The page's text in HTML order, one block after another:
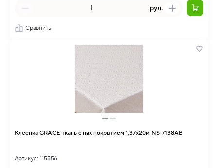
рул.
Сравнить
Клеенка GRACE ткань с пвх покрытием 1,37х20м NS-7138AB
Артикул: 115556